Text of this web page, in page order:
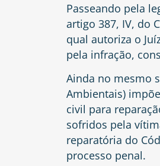
Passeando pela
artigo 387, IV, do
qual autoriza o
pela infração,
Ainda no mesmo
Ambientais)
civil para
sofridos pela
reparatória do
processo penal.